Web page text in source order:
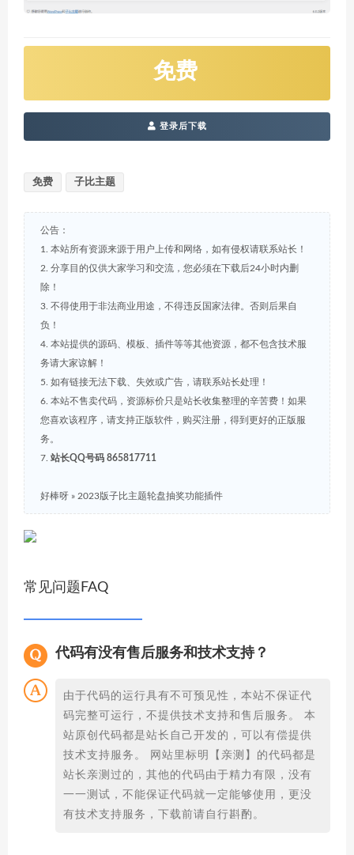
免费
登录后下载
免费 子比主题
公告：
1. 本站所有资源来源于用户上传和网络，如有侵权请联系站长！
2. 分享目的仅供大家学习和交流，您必须在下载后24小时内删
除！
3. 不得使用于非法商业用途，不得违反国家法律。否则后果自
负！
4. 本站提供的源码、模板、插件等等其他资源，都不包含技术服
务请大家谅解！
5. 如有链接无法下载、失效或广告，请联系站长处理！
6. 本站不售卖代码，资源标价只是站长收集整理的辛苦费！如果
您喜欢该程序，请支持正版软件，购买注册，得到更好的正版服
务。
7. 站长QQ号码 865817711
好棒呀 » 2023版子比主题轮盘抽奖功能插件
常见问题FAQ
代码有没有售后服务和技术支持？
由于代码的运行具有不可预见性，本站不保证代
码完整可运行，不提供技术支持和售后服务。 本
站原创代码都是站长自己开发的，可以有偿提供
技术支持服务。 网站里标明【亲测】的代码都是
站长亲测过的，其他的代码由于精力有限，没有
一一测试，不能保证代码就一定能够使用，更没
有技术支持服务，下载前请自行斟酌。